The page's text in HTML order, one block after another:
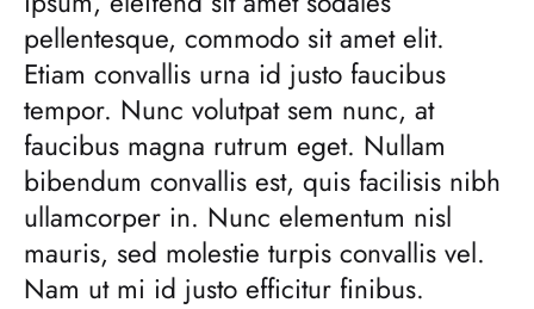
pellentesque, commodo sit amet elit.
Etiam convallis urna id justo faucibus
tempor. Nunc volutpat sem nunc, at
faucibus magna rutrum eget. Nullam
bibendum convallis est, quis facilisis nibh
ullamcorper in. Nunc elementum nisl
mauris, sed molestie turpis convallis vel.
Nam ut mi id justo efficitur finibus.